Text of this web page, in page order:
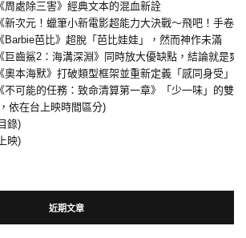
周處除三害》經典文本的混血新詮
新次元！蠟筆小新電影超能力大決戰～飛吧！手卷
Barbie芭比》超脫「芭比娃娃」，然而神作未滿
巨齒鯊2：海溝深淵》同時放大優缺點，結論就是爽
奧本海默》打破類型框架並重新定義「感同身受」
不可能的任務：致命清算第一章》「少一味」的雙
依在台上映時間區分)
錄)
映)
近期文章